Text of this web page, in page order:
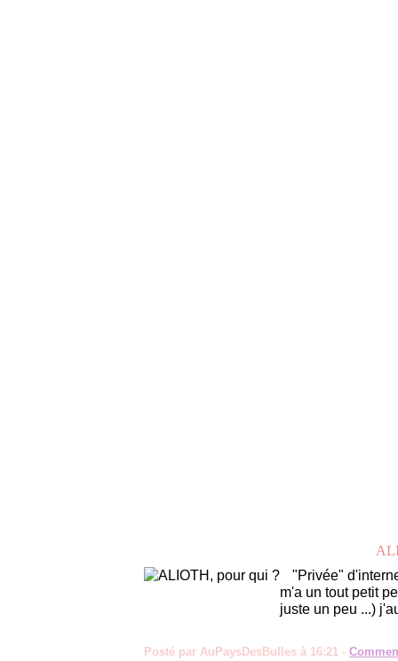
"Privée"
m'a un tout petit
juste un peu ...)
Posté par AuPaysDesBulles à 16:21 -